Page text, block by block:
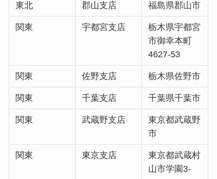
東北 郡山支店 福島県郡山市
関東 宇都宮支店
栃木県宇都宮
市御幸本町
4627-53
関東 佐野支店 栃木県佐野市
関東 千葉支店 千葉県千葉市
関東 武蔵野支店
東京都武蔵野
市
関東 東京支店
東京都武蔵村
山市学園3-